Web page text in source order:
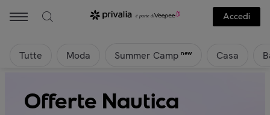
Accedi
Tutte Moda Summer Camp new Casa
Offerte Nautica